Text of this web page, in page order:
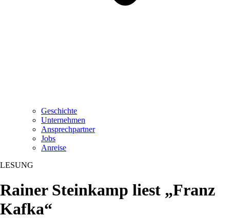
Geschichte
Unternehmen
Ansprechpartner
Jobs
Anreise
LESUNG
Rainer Steinkamp liest „Franz
Kafka“